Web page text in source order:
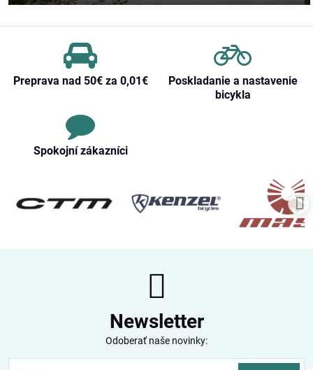
Preprava nad 50€ za 0,01€
Poskladanie a nastavenie
bicykla
Spokojní zákazníci
Newsletter
Odoberať naše novinky: